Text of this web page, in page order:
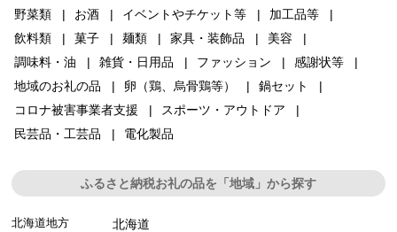
野菜類
お酒 イベントやチケット等
加工品等
飲料類
菓子 麺類 家具・装飾品
美容
調味料・油
雑貨・日用品 ファッション
感謝状等
地域のお礼の品
卵（鶏、烏骨鶏等）
鍋セット
コロナ被害事業者支援
スポーツ・アウトドア
民芸品・工芸品
電化製品
ふるさと納税お礼の品を「地域」から探す
北海道地方 北海道